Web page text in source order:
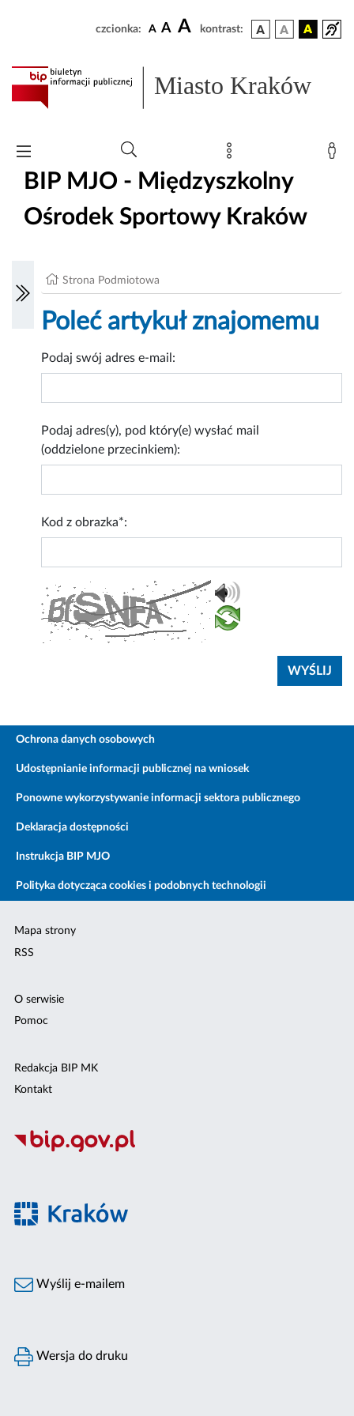
czcionka: A A A kontrast:
Miasto Kraków
BIP MJO - Międzyszkolny
Ośrodek Sportowy Kraków
Strona Podmiotowa
Poleć artykuł znajomemu
Podaj swój adres e-mail:
Podaj adres(y), pod który(e) wysłać mail
(oddzielone przecinkiem):
Kod z obrazka*:
Ochrona danych osobowych
Udostępnianie informacji publicznej na wniosek
Ponowne wykorzystywanie informacji sektora publicznego
Deklaracja dostępności
Instrukcja BIP MJO
Polityka dotycząca cookies i podobnych technologii
Mapa strony
RSS
O serwisie
Pomoc
Redakcja BIP MK
Kontakt
Wyślij e-mailem
Wersja do druku